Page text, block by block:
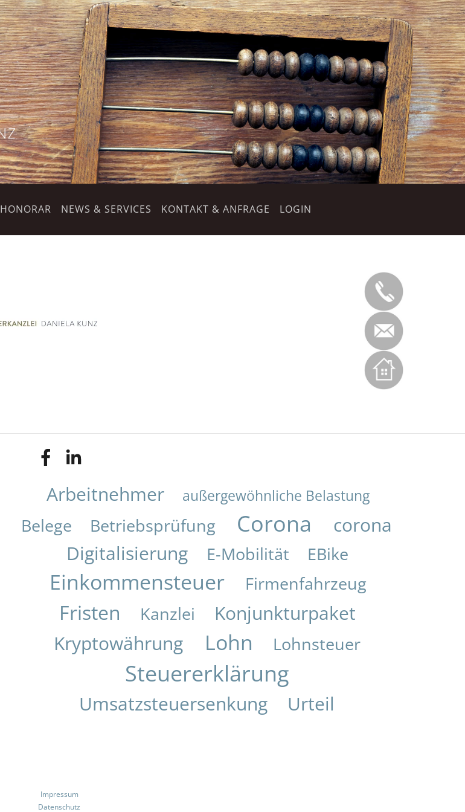
HONORAR NEWS & SERVICES KONTAKT & ANFRAGE LOGIN
Arbeitnehmer außergewöhnliche Belastung
Belege Betriebsprüfung Corona
corona
Digitalisierung
E-Mobilität EBike
Einkommensteuer Firmenfahrzeug
Fristen Kanzlei
Konjunkturpaket
Kryptowährung
Lohn Lohnsteuer
Steuererklärung
Umsatzsteuersenkung Urteil
Impressum
Datenschutz